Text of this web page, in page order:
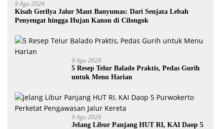
9 Agu 2026
Kisah Gerilya Jalur Maut Banyumas: Dari Senjata Lebah
Penyengat hingga Hujan Kanon di Cilongok
9 Agu 2026
5 Resep Telur Balado Praktis, Pedas Gurih
untuk Menu Harian
9 Agu 2026
Jelang Libur Panjang HUT RI, KAI Daop 5